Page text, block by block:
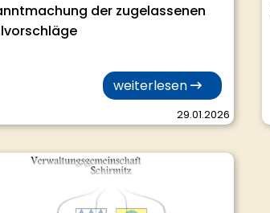
der zugelassenen
weiterlesen
29.01.2026